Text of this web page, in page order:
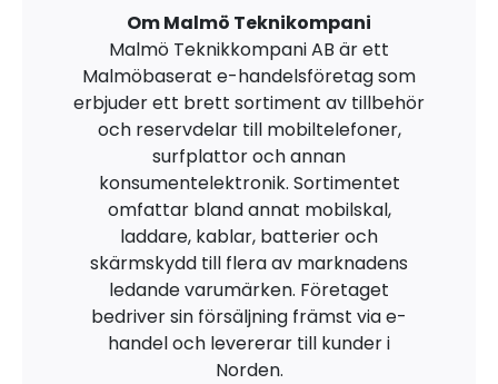
Om Malmö Teknikompani
Malmö Teknikkompani AB är ett
Malmöbaserat e-handelsföretag som
erbjuder ett brett sortiment av tillbehör
och reservdelar till mobiltelefoner,
surfplattor och annan
konsumentelektronik. Sortimentet
omfattar bland annat mobilskal,
laddare, kablar, batterier och
skärmskydd till flera av marknadens
ledande varumärken. Företaget
bedriver sin försäljning främst via e-
handel och levererar till kunder i
Norden.